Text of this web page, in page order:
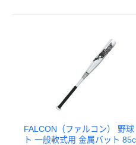
FALCON（ファルコン） 野球
ト 一般軟式用 金属バット